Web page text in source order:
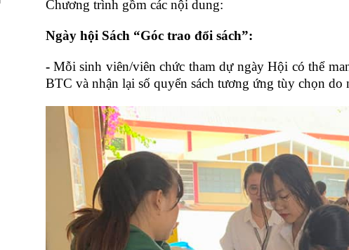
Chương trình gồm các nội dung:
Ngày hội Sách “Góc trao đổi sách”:
- Mỗi sinh viên/viên chức tham dự ngày Hội có thể
BTC và nhận lại số quyển sách tương ứng tùy chọn do